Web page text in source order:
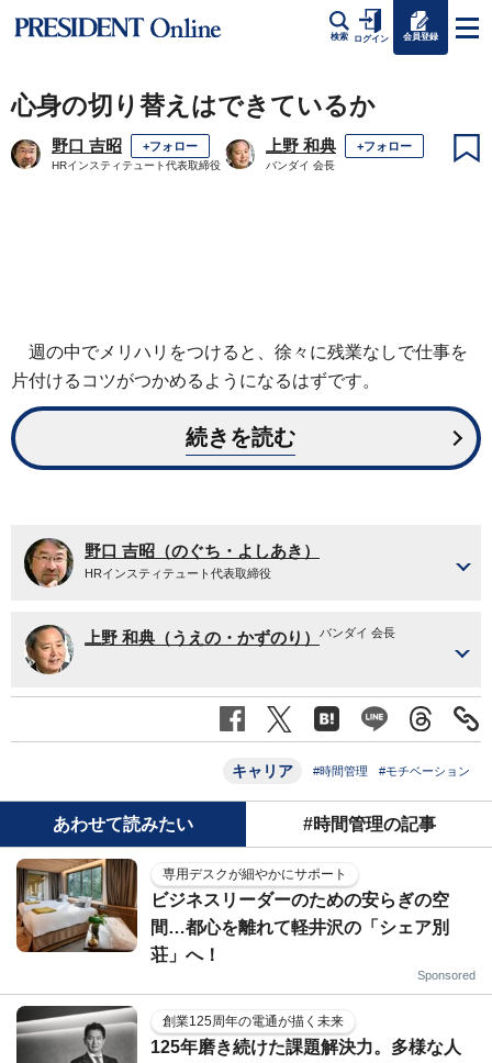
検索 ログイン 会員登録
心身の切り替えはできているか
野口 吉昭 +フォロー
HRインスティテュート代表取締役
上野 和典 +フォロー
バンダイ 会長
週の中でメリハリをつけると、徐々に残業なしで仕事を
片付けるコツがつかめるようになるはずです。
続きを読む
野口 吉昭（のぐち・よしあき）
HRインスティテュート代表取締役
上野 和典（うえの・かずのり） バンダイ 会長
キャリア #時間管理 #モチベーション
あわせて読みたい #時間管理の記事
専用デスクが細やかにサポート
ビジネスリーダーのための安らぎの空
間…都心を離れて軽井沢の「シェア別
荘」へ！
Sponsored
創業125周年の電通が描く未来
125年磨き続けた課題解決力。多様な人